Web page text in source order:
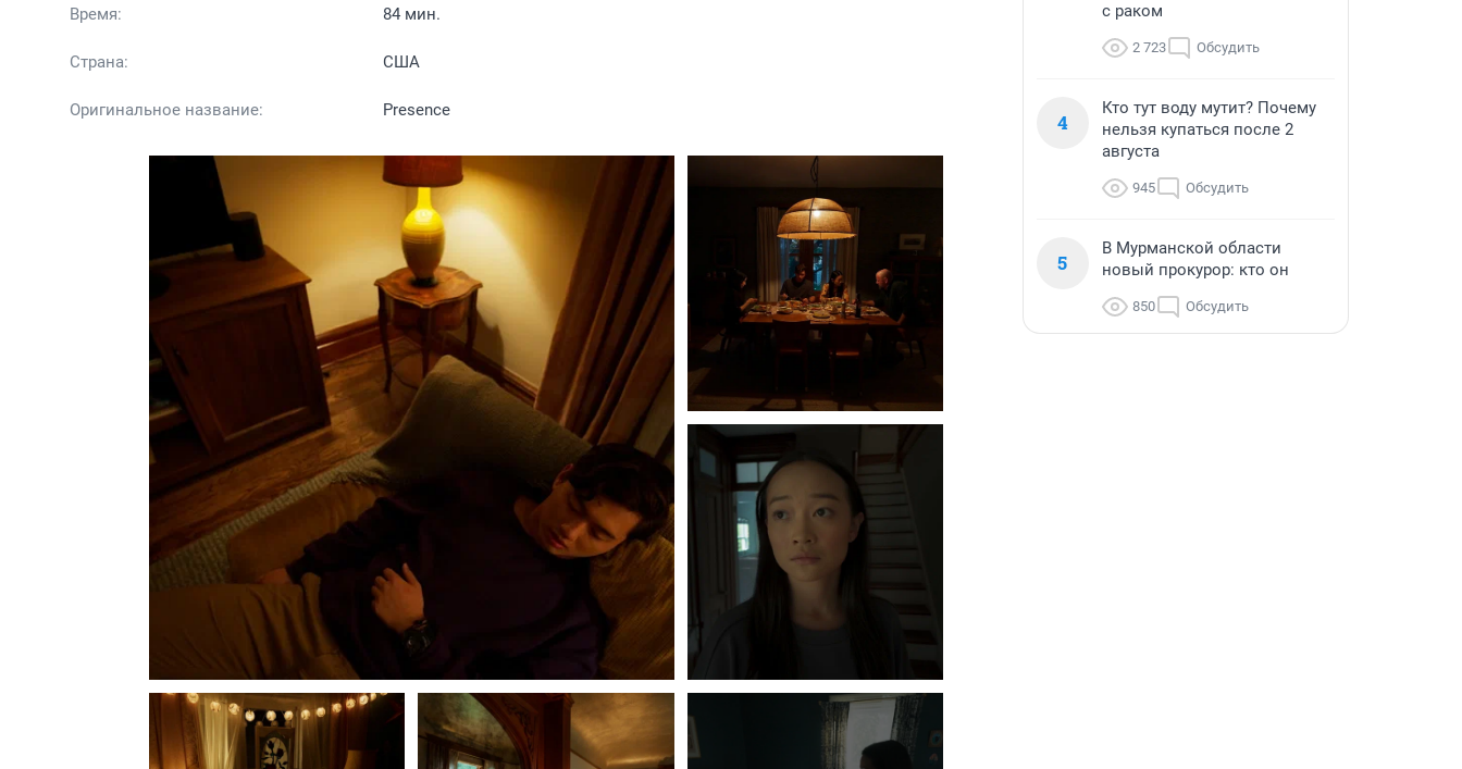
Время: 84 мин.
Страна: США
Оригинальное название: Presence
с раком
2 723 Обсудить
4
Кто тут воду мутит? Почему
нельзя купаться после 2
августа
945 Обсудить
5
В Мурманской области
новый прокурор: кто он
850 Обсудить